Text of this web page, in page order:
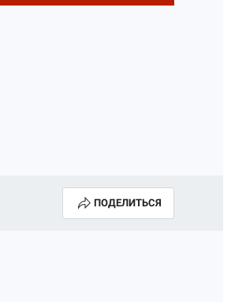
ПОДЕЛИТЬСЯ